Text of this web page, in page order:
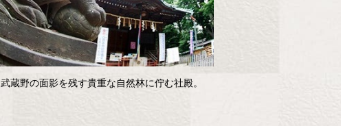
武蔵野の面影を残す貴重な自然林に佇む社殿。